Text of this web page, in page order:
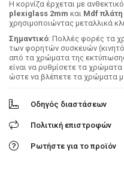
Η κορνίζα έρχεται με
plexiglass 2mm και Mdf πλάτη
χρησιμοποιώντας μεταλλικά
Σημαντικό: Πολλές φορές τα
των φορητών συσκευών
από τα χρώματα της
είναι να ρυθμίσετε τα
ώστε να βλέπετε τα χρώματα
Οδηγός διαστάσεων
Πολιτική επιστροφών
Ρωτήστε για το προϊόν